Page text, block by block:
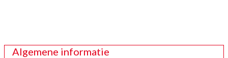
Algemene informatie